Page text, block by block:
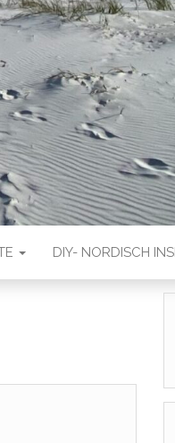
DIY- NORDISCH